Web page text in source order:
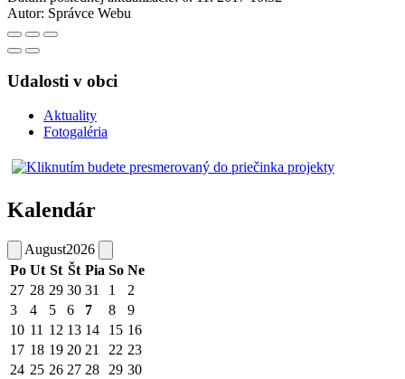
Autor: Správce Webu
Udalosti v obci
Aktuality
Fotogaléria
Kalendár
August2026
Po Ut St Št Pia So Ne
27 28 29 30 31 1
2
3
4 5 6 7 8
9
10 11 12 13 14 15 16
17 18 19 20 21 22 23
24 25 26 27 28 29 30